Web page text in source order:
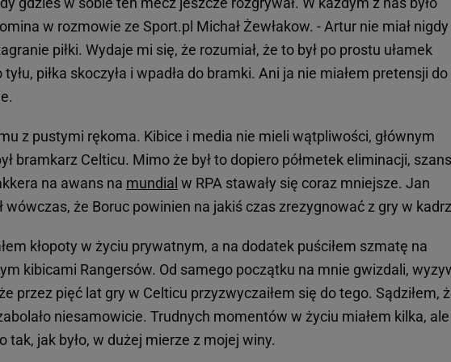
w rozmowie ze Sport.pl Michał Żewłakow. - Artur nie miał
piłki. Wydaje mi się, że rozumiał, że to był po prostu ułamek
piłka skoczyła i wpadła do bramki. Ani ja nie miałem pretensji do
z pustymi rękoma. Kibice i media nie mieli wątpliwości, głównym
bramkarz Celticu. Mimo że był to dopiero półmetek eliminacji,
na awans na mundial w RPA stawały się coraz mniejsze. Jan
wówczas, że Boruc powinien na jakiś czas zrezygnować z gry w
kłopoty w życiu prywatnym, a na dodatek puściłem szmatę na
kibicami Rangersów. Od samego początku na mnie gwizdali,
przez pięć lat gry w Celticu przyzwyczaiłem się do tego. Sądziłem,
niesamowicie. Trudnych momentów w życiu miałem kilka,
tak, jak było, w dużej mierze z mojej winy.